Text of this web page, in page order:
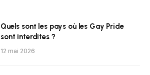
Quels sont les pays où les Gay Pride
sont interdites ?
12 mai 2026